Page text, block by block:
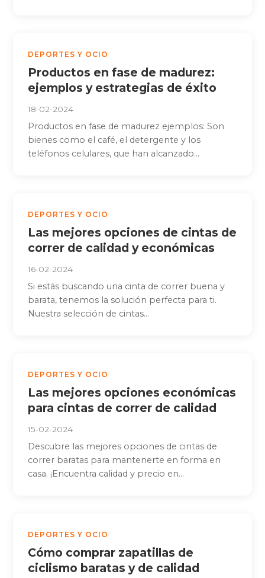
DEPORTES Y OCIO
Productos en fase de madurez:
ejemplos y estrategias de éxito
18-02-2024
Productos en fase de madurez ejemplos: Son
bienes como el café, el detergente y los
teléfonos celulares, que han alcanzado...
DEPORTES Y OCIO
Las mejores opciones de cintas de
correr de calidad y económicas
16-02-2024
Si estás buscando una cinta de correr buena y
barata, tenemos la solución perfecta para ti.
Nuestra selección de cintas...
DEPORTES Y OCIO
Las mejores opciones económicas
para cintas de correr de calidad
15-02-2024
Descubre las mejores opciones de cintas de
correr baratas para mantenerte en forma en
casa. ¡Encuentra calidad y precio en...
DEPORTES Y OCIO
Cómo comprar zapatillas de
ciclismo baratas y de calidad